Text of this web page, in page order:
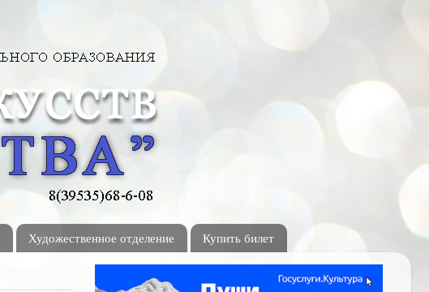
Художественное отделение Купить билет